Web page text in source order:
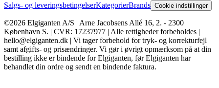
Salgs- og leveringsbetingelserKategorierBrands Cookie indstillinger
©2026 Elgiganten A/S | Arne Jacobsens Allé 16, 2. - 2300
København S. | CVR: 17237977 | Alle rettigheder forbeholdes |
hello@elgiganten.dk | Vi tager forbehold for tryk- og korrekturfejl
samt afgifts- og prisændringer. Vi gør i øvrigt opmærksom på at din
bestilling ikke er bindende for Elgiganten, før Elgiganten har
behandlet din ordre og sendt en bindende faktura.